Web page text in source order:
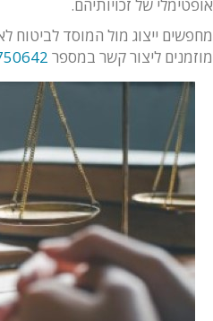
אופטימלי של זכויותיהם.
מחפשים ייצוג מול המוסד לביטוח
מוזמנים ליצור קשר במספר